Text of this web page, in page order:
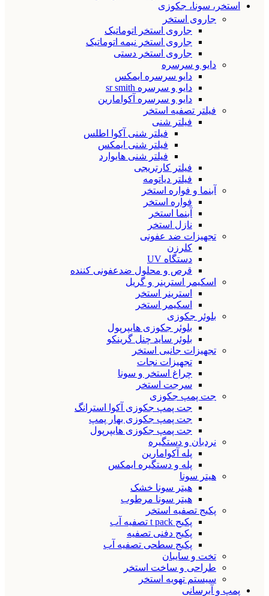
استخر، سونا، جکوزی
جاروی استخر
جاروی استخر اتوماتیک
جاروی استخر نیمه اتوماتیک
جاروی استخر دستی
دایو و سرسره
دایو سرسره ایمکس
دایو و سرسره sr smith
دایو و سرسره آکوامارین
فیلتر تصفیه استخر
فیلتر شنی
فیلتر شنی آکوا اطلس
فیلتر شنی ایمکس
فیلتر شنی هایوارد
فیلتر کارتریجی
فیلتر دیاتومه
آبنما و فواره استخر
فواره استخر
آبنما استخر
نازل استخر
تجهیزات ضد عفونی
کلرزن
دستگاه UV
قرص و محلول ضدعفونی کننده
اسکیمر استرینر و گریل
استرینر استخر
اسکیمر استخر
بلوئر جکوزی
بلوئر جکوزی هایپرپول
بلوئر ساید چنل گرینکو
تجهیزات جانبی استخر
تجهیزات نجات
چراغ استخر و سونا
سرجت استخر
جت پمپ جکوزی
جت پمپ جکوزی آکوا استرانگ
جت پمپ جکوزی بهار پمپ
جت پمپ جکوزی هایپرپول
نردبان و دستگیره
پله آکوامارین
پله و دستگیره ایمکس
هیتر سونا
هیتر سونا خشک
هیتر سونا مرطوب
پکیج تصفیه استخر
پکیج t pack تصفیه آب
پکیج دفنی تصفیه
پکیج سطحی تصفیه آب
تخت و سایبان
طراحی و ساخت استخر
سیستم تهویه استخر
پمپ و آبرسانی